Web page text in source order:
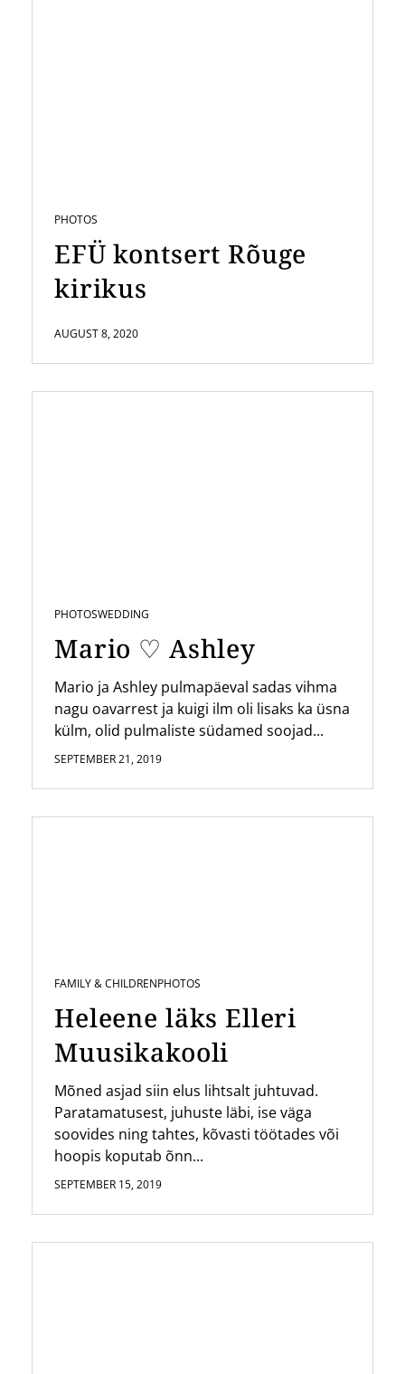
PHOTOS
EFÜ kontsert Rõuge
kirikus
AUGUST 8, 2020
PHOTOSWEDDING
Mario ♡ Ashley
Mario ja Ashley pulmapäeval sadas vihma
nagu oavarrest ja kuigi ilm oli lisaks ka üsna
külm, olid pulmaliste südamed soojad...
SEPTEMBER 21, 2019
FAMILY & CHILDRENPHOTOS
Heleene läks Elleri
Muusikakooli
Mõned asjad siin elus lihtsalt juhtuvad.
Paratamatusest, juhuste läbi, ise väga
soovides ning tahtes, kõvasti töötades või
hoopis koputab õnn...
SEPTEMBER 15, 2019